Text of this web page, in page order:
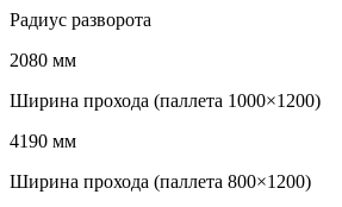
Радиус разворота
2080 мм
Ширина прохода (паллета 1000×1200)
4190 мм
Ширина прохода (паллета 800×1200)